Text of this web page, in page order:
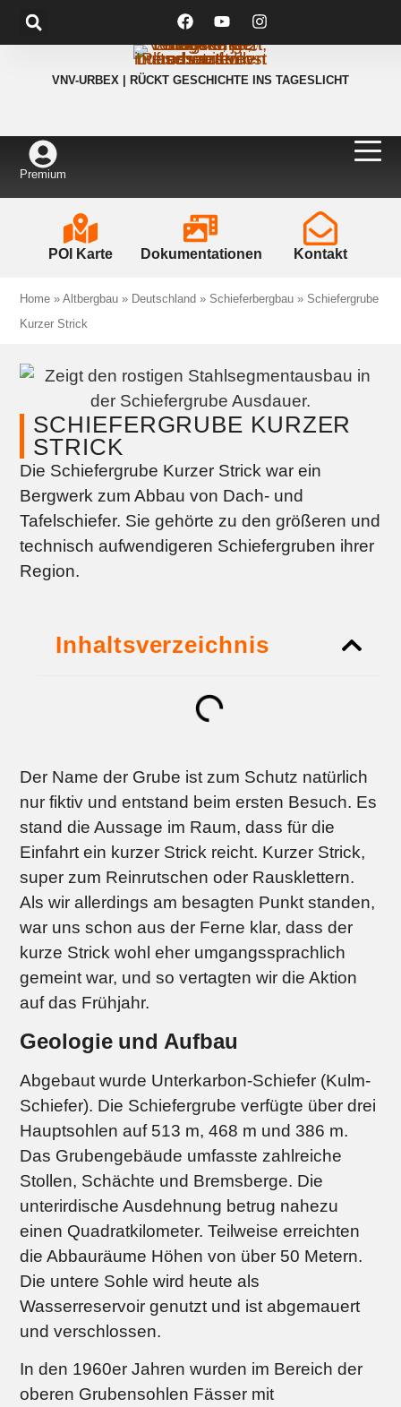
VNV-URBEX | RÜCKT GESCHICHTE INS TAGESLICHT
Premium
POI Karte Dokumentationen Kontakt
Home »Altbergbau » Deutschland »Schieferbergbau »Schiefergrube
Kurzer Strick
SCHIEFERGRUBE KURZER
STRICK
Die Schiefergrube Kurzer Strick war ein
Bergwerk zum Abbau von Dach- und
Tafelschiefer. Sie gehörte zu den größeren und
technisch aufwendigeren Schiefergruben ihrer
Region.
Inhaltsverzeichnis
Der Name der Grube ist zum Schutz natürlich
nur fiktiv und entstand beim ersten Besuch. Es
stand die Aussage im Raum, dass für die
Einfahrt ein kurzer Strick reicht. Kurzer Strick,
super zum Reinrutschen oder Rausklettern.
Als wir allerdings am besagten Punkt standen,
war uns schon aus der Ferne klar, dass der
kurze Strick wohl eher umgangssprachlich
gemeint war, und so vertagten wir die Aktion
auf das Frühjahr.
Geologie und Aufbau
Abgebaut wurde Unterkarbon-Schiefer (Kulm-
Schiefer). Die Schiefergrube verfügte über drei
Hauptsohlen auf 513 m, 468 m und 386 m.
Das Grubengebäude umfasste zahlreiche
Stollen, Schächte und Bremsberge. Die
unterirdische Ausdehnung betrug nahezu
einen Quadratkilometer. Teilweise erreichten
die Abbauräume Höhen von über 50 Metern.
Die untere Sohle wird heute als
Wasserreservoir genutzt und ist abgemauert
und verschlossen.
In den 1960er Jahren wurden im Bereich der
oberen Grubensohlen Fässer mit